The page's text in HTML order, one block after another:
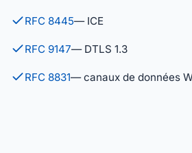
RFC 8445— ICE
RFC 9147— DTLS 1.3
RFC 8831— canaux de données